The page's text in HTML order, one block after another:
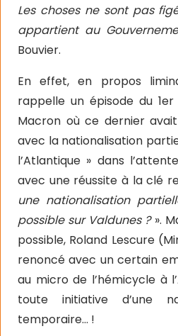
Les choses ne sont pas
appartient au
Bouvier.
En effet, en propos
rappelle un épisode du 1er
Macron où ce dernier
avec la nationalisation
l’Atlantique » dans
avec une réussite à la clé
une nationalisation
possible sur Valdunes ?».
possible, Roland Lescure
renoncé avec un certain
au micro de l’hémicycle à
toute initiative d’une
temporaire… !